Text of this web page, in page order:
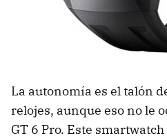
La autonomía es el talón
relojes, aunque eso no le
GT 6 Pro. Este